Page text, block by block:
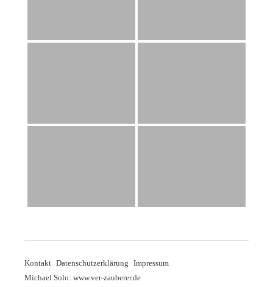
Kontakt Datenschutzerklärung Impressum
Michael Solo: www.ver-zauberer.de